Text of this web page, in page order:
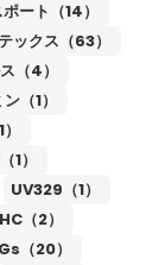
ート（14）
ックス（63）
（4）
（1）
1）
UV329（1）
（2）
（20）